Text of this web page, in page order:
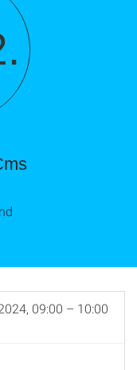
09:00 – 10:00